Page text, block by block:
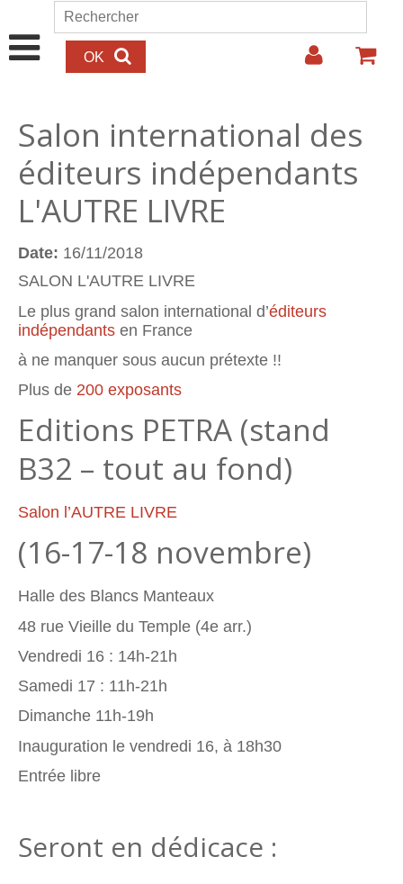
Aller au contenu principal
Formulaire de recherche
Rechercher
Salon international des
éditeurs indépendants
L'AUTRE LIVRE
Date: 16/11/2018
SALON L'AUTRE LIVRE
Le plus grand salon international d’éditeurs
indépendants en France
à ne manquer sous aucun prétexte !!
Plus de 200 exposants
Editions PETRA (stand
B32 – tout au fond)
Salon l’AUTRE LIVRE
(16-17-18 novembre)
Halle des Blancs Manteaux
48 rue Vieille du Temple (4e arr.)
Vendredi 16 : 14h-21h
Samedi 17 : 11h-21h
Dimanche 11h-19h
Inauguration le vendredi 16, à 18h30
Entrée libre
Seront en dédicace :